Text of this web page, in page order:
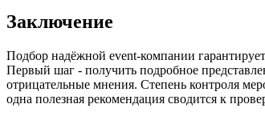
Заключение
Подбор надёжной event-компании
Первый шаг - получить подробное
отрицательные мнения. Степень контроля
одна полезная рекомендация сводится к